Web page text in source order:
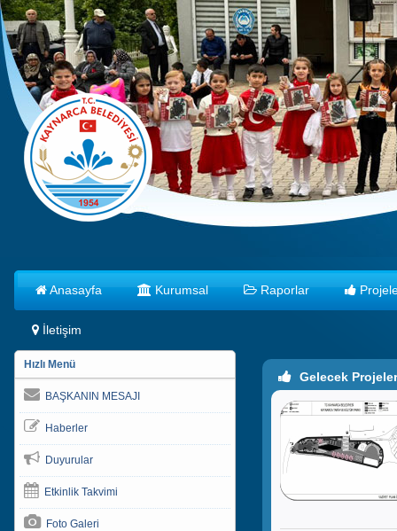
Anasayfa Kurumsal Raporlar
İletişim
Hızlı Menü
BAŞKANIN MESAJI
Haberler
Duyurular
Etkinlik Takvimi
Foto Galeri
Gelecek Projeler